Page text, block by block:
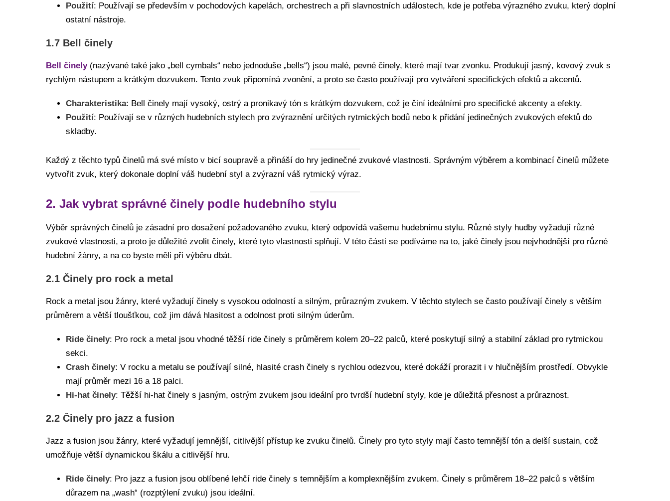
Použití: Používají se především v pochodových kapelách, orchestrech a při slavnostních událostech, kde je potřeba výrazného zvuku, který doplní
ostatní nástroje.
1.7 Bell činely
Bell činely(nazývané také jako „bell cymbals“ nebo jednoduše „bells“) jsou malé, pevné činely, které mají tvar zvonku. Produkují jasný, kovový zvuk s
rychlým nástupem a krátkým dozvukem. Tento zvuk připomíná zvonění, a proto se často používají pro vytváření specifických efektů a akcentů.
Charakteristika: Bell činely mají vysoký, ostrý a pronikavý tón s krátkým dozvukem, což je činí ideálními pro specifické akcenty a efekty.
Použití: Používají se v různých hudebních stylech pro zvýraznění určitých rytmických bodů nebo k přidání jedinečných zvukových efektů do
skladby.
Každý z těchto typů činelů má své místo v bicí soupravě a přináší do hry jedinečné zvukové vlastnosti. Správným výběrem a kombinací činelů můžete
vytvořit zvuk, který dokonale doplní váš hudební styl a zvýrazní váš rytmický výraz.
2. Jak vybrat správné činely podle hudebního stylu
Výběr správných činelů je zásadní pro dosažení požadovaného zvuku, který odpovídá vašemu hudebnímu stylu. Různé styly hudby vyžadují různé
zvukové vlastnosti, a proto je důležité zvolit činely, které tyto vlastnosti splňují. V této části se podíváme na to, jaké činely jsou nejvhodnější pro různé
hudební žánry, a na co byste měli při výběru dbát.
2.1 Činely pro rock a metal
Rock a metal jsou žánry, které vyžadují činely s vysokou odolností a silným, průrazným zvukem. V těchto stylech se často používají činely s větším
průměrem a větší tloušťkou, což jim dává hlasitost a odolnost proti silným úderům.
Ride činely: Pro rock a metal jsou vhodné těžší ride činely s průměrem kolem 20–22 palců, které poskytují silný a stabilní základ pro rytmickou
sekci.
Crash činely: V rocku a metalu se používají silné, hlasité crash činely s rychlou odezvou, které dokáží prorazit i v hlučnějším prostředí. Obvykle
mají průměr mezi 16 a 18 palci.
Hi-hat činely: Těžší hi-hat činely s jasným, ostrým zvukem jsou ideální pro tvrdší hudební styly, kde je důležitá přesnost a průraznost.
2.2 Činely pro jazz a fusion
Jazz a fusion jsou žánry, které vyžadují jemnější, citlivější přístup ke zvuku činelů. Činely pro tyto styly mají často temnější tón a delší sustain, což
umožňuje větší dynamickou škálu a citlivější hru.
Ride činely: Pro jazz a fusion jsou oblíbené lehčí ride činely s temnějším a komplexnějším zvukem. Činely s průměrem 18–22 palců s větším
důrazem na „wash“ (rozptýlení zvuku) jsou ideální.